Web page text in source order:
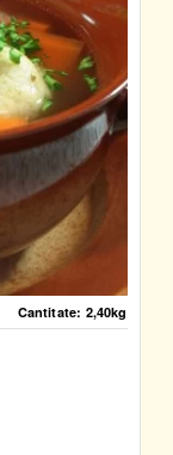
Cantitate: 2,40kg